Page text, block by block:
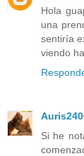
Hola
una
sentiría
viendo
Si he